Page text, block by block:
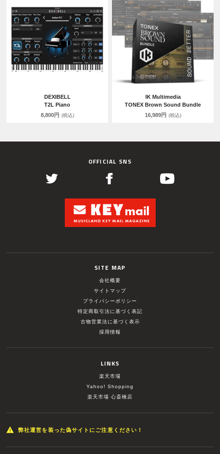
DEXIBELL
T2L Piano
8,800円 (税込)
IK Multimedia
TONEX Brown Sound Bundle
16,989円 (税込)
OFFICIAL SNS
SITE MAP
会社概要
サイトマップ
プライバシーポリシー
特定商取引法に基づく表記
古物営業法に基づく表示
採用情報
LINKS
楽天市場
Yahoo! Shopping
楽天市場 心斎橋店
弊社運営を装った偽サイトにご注意ください！